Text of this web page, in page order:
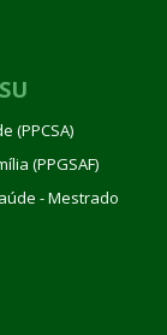
(PPCSA)
(PPGSAF)
- Mestrado